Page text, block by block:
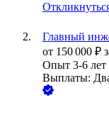
Главный
от 150 000 ₽
Опыт 3-6 лет
Выплаты: